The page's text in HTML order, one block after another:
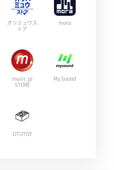
オリミュウス
トア
mora
music.jp
STORE
My Sound
OTOTOY